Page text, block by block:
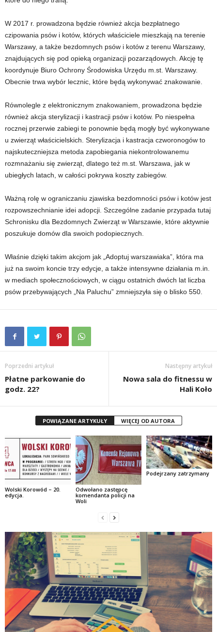
W 2017 r. prowadzona będzie również akcja bezpłatnego
czipowania psów i kotów, których właściciele mieszkają na terenie
Warszawy, a także bezdomnych psów i kotów z terenu Warszawy,
znajdujących się pod opieką organizacji pozarządowych. Akcję tę
koordynuje Biuro Ochrony Środowiska Urzędu m.st. Warszawy.
Obecnie trwa wybór lecznic, które będą wykonywać znakowanie.
Równolegle z elektronicznym znakowaniem, prowadzona będzie
również akcja sterylizacji i kastracji psów i kotów. Po niespełna
rocznej przerwie zabiegi te ponownie będą mogły być wykonywane
u zwierząt właścicielskich. Sterylizacja i kastracja czworonogów to
najskuteczniejsza metoda zapobiegania niekontrolowanemu
rozmnażaniu się zwierząt, dlatego też m.st. Warszawa, jak w
ubiegłych latach, w całości pokrywa koszty zabiegów.
Ważną rolę w ograniczaniu zjawiska bezdomności psów i kotów jest
rozpowszechnianie idei adopcji. Szczególne zadanie przypada tutaj
Schronisku dla Bezdomnych Zwierząt w Warszawie, które aktywnie
poszukuje domów dla swoich podopiecznych.
Właśnie dzięki takim akcjom jak „Adoptuj warszawiaka”, która ma
już na swoim koncie trzy edycje, a także intensywne działania m.in.
w mediach społecznościowych, w ciągu ostatnich dwóch lat liczba
psów przebywających „Na Paluchu” zmniejszyła się o blisko 550.
Poprzedni artykuł
Płatne parkowanie do
godz. 22?
Następny artykuł
Nowa sala do fitnessu w
Hali Koło
POWIĄZANE ARTYKUŁY WIĘCEJ OD AUTORA
Wolski Korowód – 20.
edycja.
Odwołano zastępcę
komendanta policji na
Woli
Podejrzany zatrzymany